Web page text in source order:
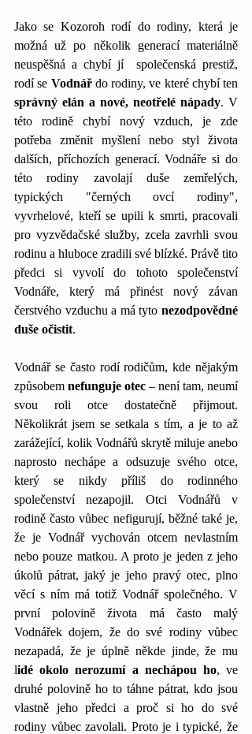
Jako se Kozoroh rodí do rodiny, která je
možná už po několik generací materiálně
neuspěšná a chybí jí  společenská prestiž,
rodí se Vodnář
správný elán a nové, neotřelé nápady. V
této rodině chybí nový vzduch, je zde
potřeba změnit myšlení nebo styl života
dalších, příchozích generací. Vodnáře si do
této rodiny zavolají duše zemřelých,
typických "černých ovcí rodiny",
vyvrhelové, kteří se upili k smrti, pracovali
pro vyzvědačské služby, zcela zavrhli svou
rodinu a hluboce zradili své blízké. Právě tito
předci si vyvolí do tohoto společenství
Vodnáře, který má přinést nový závan
čerstvého vzduchu a má tyto nezodpovědné
duše očistit.
Vodnář se často rodí rodičům, kde nějakým
způsobem nefunguje otec – není tam, neumí
svou roli otce dostatečně přijmout.
Několikrát jsem se setkala s tím, a je to až
zarážející, kolik Vodnářů skrytě miluje anebo
naprosto nechápe a odsuzuje svého otce,
který se nikdy příliš do rodinného
společenství nezapojil. Otci Vodnářů v
rodině často vůbec nefigurují, běžné také je,
že je Vodnář vychován otcem nevlastním
nebo pouze matkou. A proto je jeden z jeho
úkolů pátrat, jaký je jeho pravý otec, plno
věcí s ním má totiž Vodnář společného. V
první polovině života má často malý
Vodnářek dojem, že do své rodiny vůbec
nezapadá, že je úplně někde jinde, že mu
lidé okolo nerozumí a nechápou ho, ve
druhé polovině ho to táhne pátrat, kdo jsou
vlastně jeho předci a proč si ho do své
rodiny vůbec zavolali. Proto je i typické, že